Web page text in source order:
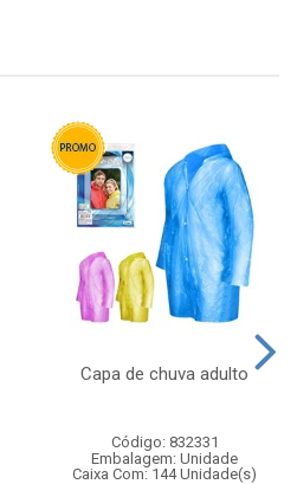
Capa de chuva adulto
Código: 832331
Embalagem: Unidade
Caixa Com: 144 Unidade(s)